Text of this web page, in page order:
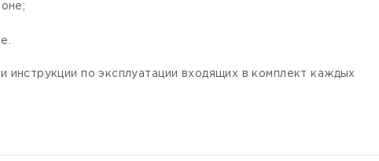
инструкции по эксплуатации входящих в комплект каждых